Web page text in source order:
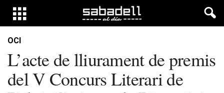
OCI
L’acte de lliurament de premis
del V Concurs Literari de